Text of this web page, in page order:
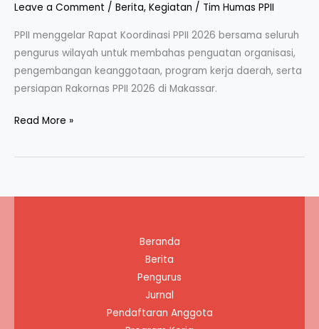
Leave a Comment / Berita, Kegiatan / Tim Humas PPII
PPII menggelar Rapat Koordinasi PPII 2026 bersama seluruh
pengurus wilayah untuk membahas penguatan organisasi,
pengembangan keanggotaan, program kerja daerah, serta
persiapan Rakornas PPII 2026 di Makassar.
Rapat
PPII
Read More »
Beranda
Berita
Pengurus
Jurnal
Pendaftaran Anggota